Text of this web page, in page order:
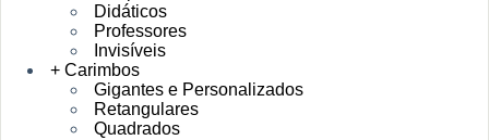
Didáticos
Professores
Invisíveis
+ Carimbos
Gigantes e Personalizados
Retangulares
Quadrados